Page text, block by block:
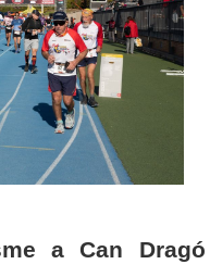
a Can Dragó